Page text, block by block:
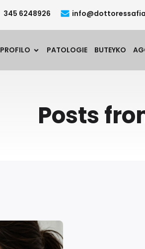
345 6248926
PROFILO PATOLOGIE BUTEYKO
Posts